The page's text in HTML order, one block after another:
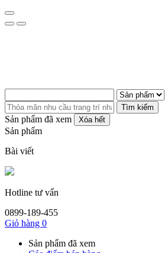
Tìm kiếm
Sản phẩm đã xem Xóa hết
Sản phẩm
Bài viết
Hotline tư vấn
0899-189-455
Giỏ hàng 0
Sản phẩm đã xem